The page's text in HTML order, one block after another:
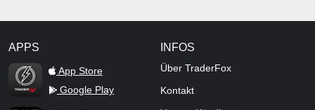
APPS
TraderFox Flash
App Store
Google Play
INFOS
Über TraderFox
Kontakt